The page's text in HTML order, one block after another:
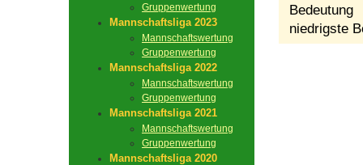
Gruppenwertung
Mannschaftsliga 2023
Mannschaftswertung
Gruppenwertung
Mannschaftsliga 2022
Mannschaftswertung
Gruppenwertung
Mannschaftsliga 2021
Mannschaftswertung
Gruppenwertung
Mannschaftsliga 2020
niedrigste